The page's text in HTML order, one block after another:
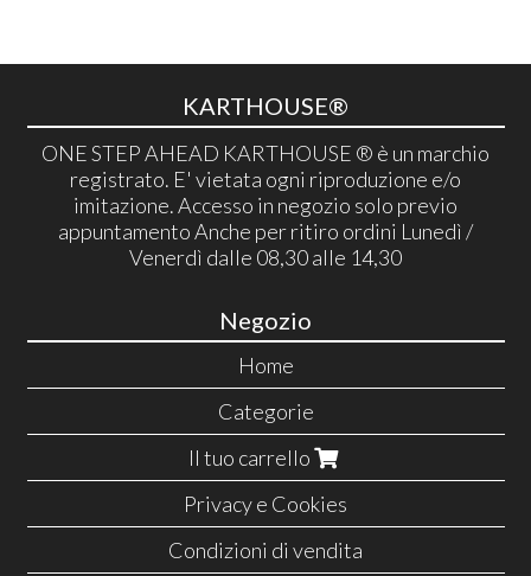
KARTHOUSE®
ONE STEP AHEAD KARTHOUSE ® è un marchio
registrato. E' vietata ogni riproduzione e/o
imitazione. Accesso in negozio solo previo
appuntamento Anche per ritiro ordini Lunedì /
Venerdì dalle 08,30 alle 14,30
Negozio
Home
Categorie
Il tuo carrello
Privacy e Cookies
Condizioni di vendita